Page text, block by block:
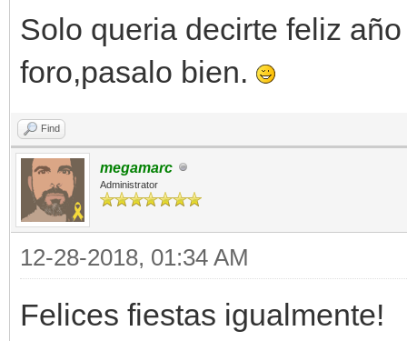
Solo queria decirte feliz
foro,pasalo bien.
Find
megamarc
Administrator
12-28-2018, 01:34 AM
Felices fiestas igualmente!